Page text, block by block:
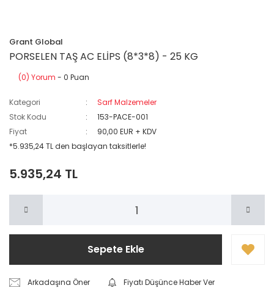
Grant Global
PORSELEN TAŞ AC ELİPS (8*3*8) - 25 KG
(0) Yorum - 0 Puan
Kategori
Sarf Malzemeler
Stok Kodu
153-PACE-001
Fiyat
90,00 EUR + KDV
*5.935,24 TL den başlayan taksitlerle!
5.935,24 TL
Sepete Ekle
Arkadaşına Öner
Fiyatı Düşünce Haber Ver